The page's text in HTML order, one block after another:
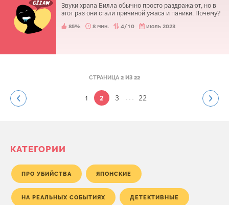
Звуки храпа Билла обычно просто раздражают, но в
этот раз они стали причиной ужаса и паники. Почему?
85% 8 мин. 4/10 июль 2023
СТРАНИЦА 2 ИЗ 22
1 2 3 ... 22
КАТЕГОРИИ
ПРО УБИЙСТВА ЯПОНСКИЕ
НА РЕАЛЬНЫХ СОБЫТИЯХ ДЕТЕКТИВНЫЕ